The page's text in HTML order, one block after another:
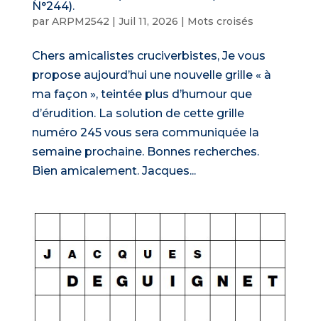
N°244).
par ARPM2542 Juil 11, 2026 Mots croisés
Chers amicalistes cruciverbistes, Je vous
propose aujourd’hui une nouvelle grille « à
ma façon », teintée plus d’humour que
d’érudition. La solution de cette grille
numéro 245 vous sera communiquée la
semaine prochaine. Bonnes recherches.
Bien amicalement. Jacques...